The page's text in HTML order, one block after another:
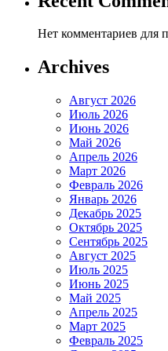
Нет комментариев для
Archives
Август 2026
Июль 2026
Июнь 2026
Май 2026
Апрель 2026
Март 2026
Февраль 2026
Январь 2026
Декабрь 2025
Октябрь 2025
Сентябрь 2025
Август 2025
Июль 2025
Июнь 2025
Май 2025
Апрель 2025
Март 2025
Февраль 2025